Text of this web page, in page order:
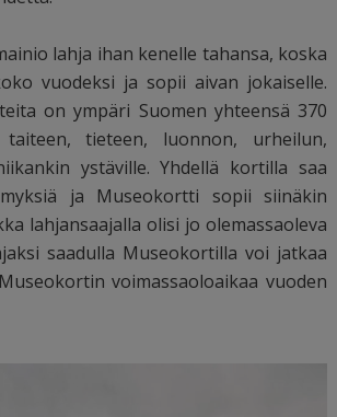
lahja ihan kenelle tahansa, koska
vuodeksi ja sopii aivan jokaiselle.
on ympäri Suomen yhteensä 370
tieteen, luonnon, urheilun,
ystäville. Yhdellä kortilla saa
ja Museokortti sopii siinäkin
lahjansaajalla olisi jo olemassaoleva
saadulla Museokortilla voi jatkaa
voimassaoloaikaa vuoden